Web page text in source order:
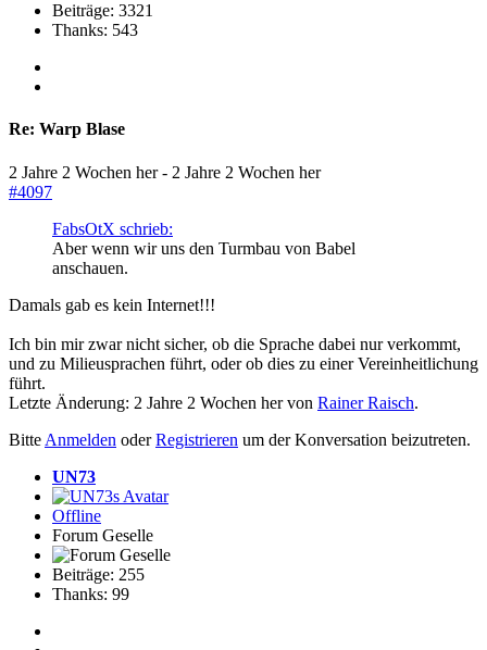
Beiträge: 3321
Thanks: 543
Re: Warp Blase
2 Jahre 2 Wochen her- 2 Jahre 2 Wochen her
#4097
FabsOtX schrieb:
Aber wenn wir uns den Turmbau von Babel
anschauen.
Damals gab es kein Internet!!!
Ich bin mir zwar nicht sicher, ob die Sprache dabei nur verkommt,
und zu Milieusprachen führt, oder ob dies zu einer Vereinheitlichung
führt.
Letzte Änderung: 2 Jahre 2 Wochen her von Rainer Raisch.
Bitte Anmelden oderRegistrieren um der Konversation beizutreten.
UN73
Offline
Forum Geselle
Beiträge: 255
Thanks: 99